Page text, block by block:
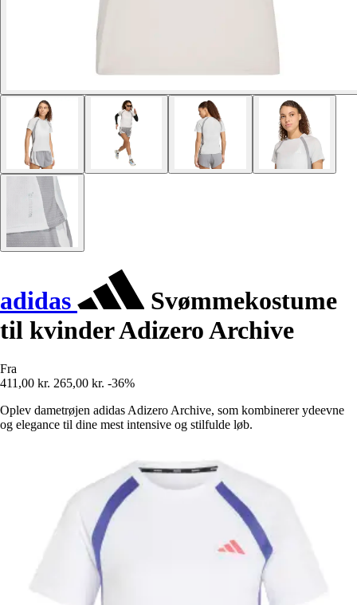
adidas
Svømmekostume
til kvinder Adizero Archive
Fra
411,00 kr. 265,00 kr. -36%
Oplev dametrøjen adidas Adizero Archive, som kombinerer ydeevne
og elegance til dine mest intensive og stilfulde løb.